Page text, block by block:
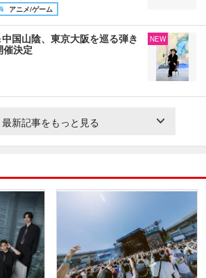
アニメ/ゲーム
国山陰、東京大阪を巡る弾き
催決定
NEW
最新記事をもっと見る